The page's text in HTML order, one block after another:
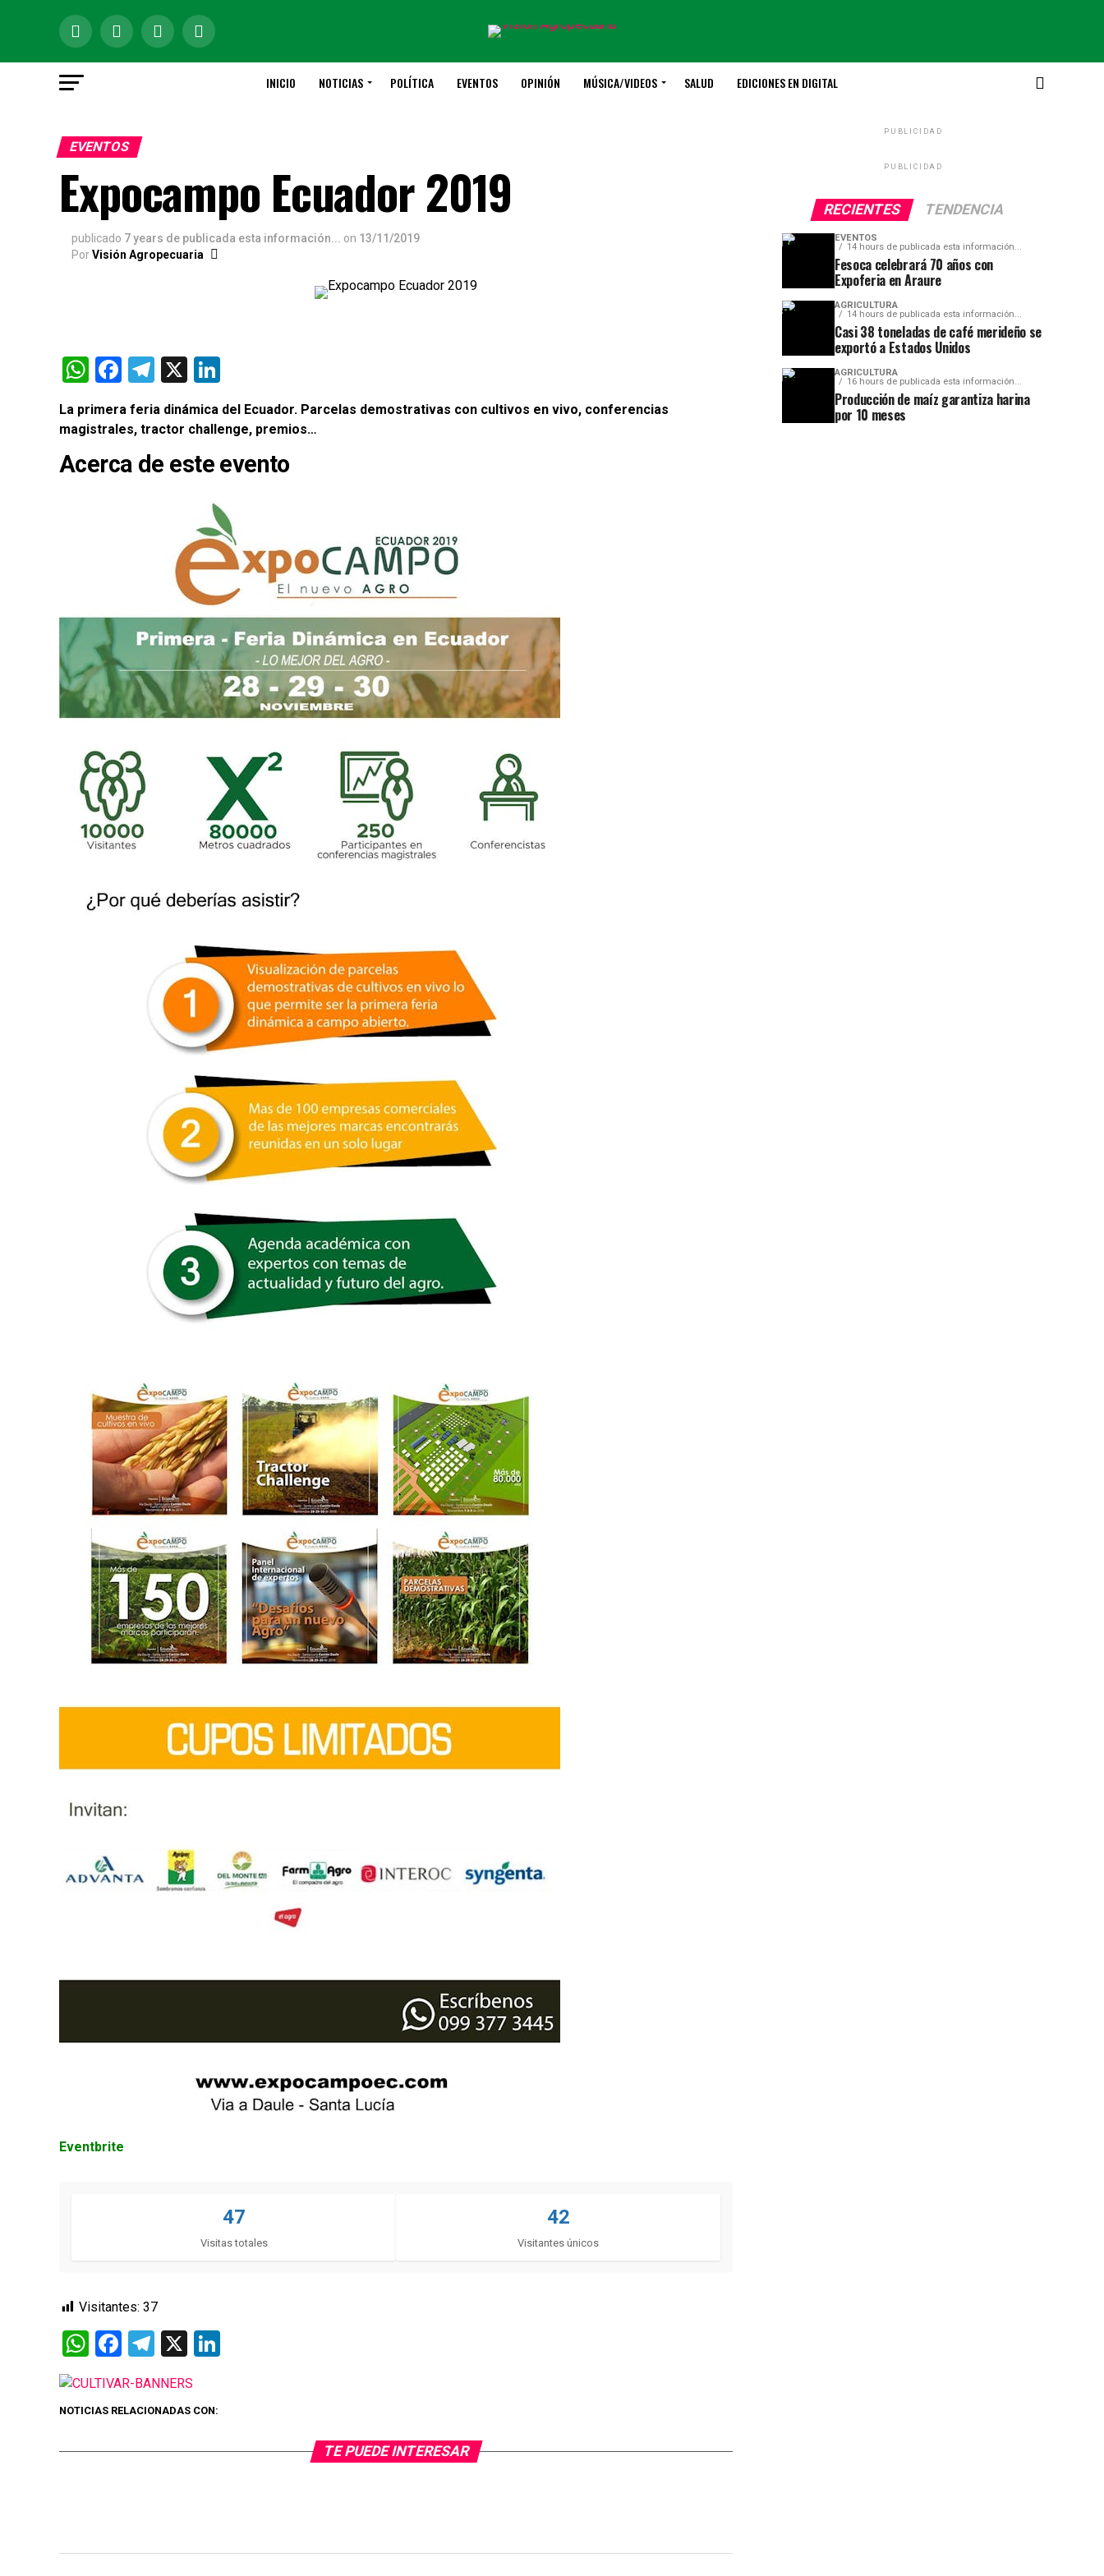
INICIO NOTICIAS POLÍTICA EVENTOS OPINIÓN MÚSICA/VIDEOS SALUD EDICIONES EN DIGITAL
EVENTOS
Expocampo Ecuador 2019
publicado 7 years de publicada esta información... on 13/11/2019
PorVisión Agropecuaria
WhatsApp
Facebook
Telegram
X
La primera feria dinámica del Ecuador. Parcelas demostrativas con cultivos en vivo, conferencias
magistrales, tractor challenge, premios…
Acerca de este evento
Eventbrite
47
Visitas totales
42
Visitantes únicos
Visitantes: 37
WhatsApp
Facebook
Telegram
X
NOTICIAS RELACIONADAS CON:
TE PUEDE INTERESAR
PUBLICIDAD
PUBLICIDAD
RECIENTES TENDENCIA
EVENTOS
14 hours de publicada esta información...
Fesoca celebrará 70 años con
Expoferia en Araure
AGRICULTURA
14 hours de publicada esta información...
Casi 38 toneladas de café merideño se
exportó a Estados Unidos
AGRICULTURA
16 hours de publicada esta información...
Producción de maíz garantiza harina
por 10 meses